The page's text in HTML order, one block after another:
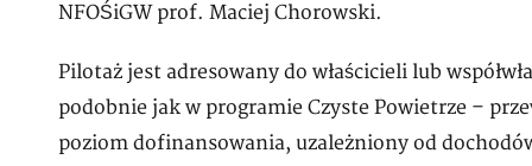
NFOŚiGW prof. Maciej Chorowski.
Pilotaż jest adresowany do właścicieli lub
podobnie jak w programie Czyste Powietrze –
poziom dofinansowania, uzależniony od